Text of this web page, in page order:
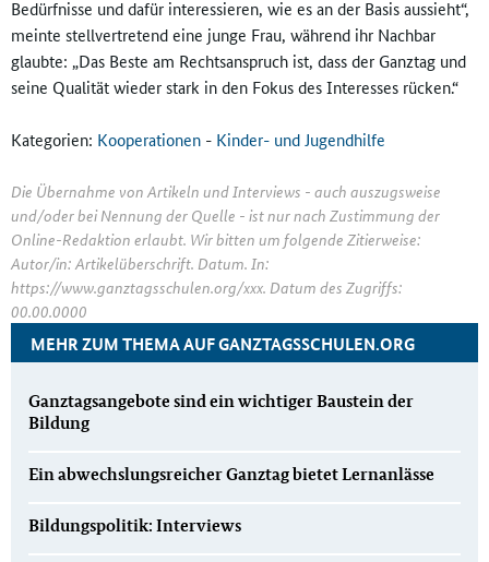
Bedürfnisse und dafür interessieren, wie es an der Basis aussieht“,
meinte stellvertretend eine junge Frau, während ihr Nachbar
glaubte: „Das Beste am Rechtsanspruch ist, dass der Ganztag und
seine Qualität wieder stark in den Fokus des Interesses rücken.“
Kategorien: Kooperationen - Kinder- und Jugendhilfe
Die Übernahme von Artikeln und Interviews - auch auszugsweise
und/oder bei Nennung der Quelle - ist nur nach Zustimmung der
Online-Redaktion erlaubt. Wir bitten um folgende Zitierweise:
Autor/in: Artikelüberschrift. Datum. In:
https://www.ganztagsschulen.org/xxx. Datum des Zugriffs:
00.00.0000
MEHR ZUM THEMA AUF GANZTAGSSCHULEN.ORG
Ganztagsangebote sind ein wichtiger Baustein der
Bildung
Ein abwechslungsreicher Ganztag bietet Lernanlässe
Bildungspolitik: Interviews